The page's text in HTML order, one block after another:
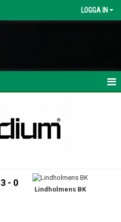
LOGGA IN
3 - 0
Lindholmens BK